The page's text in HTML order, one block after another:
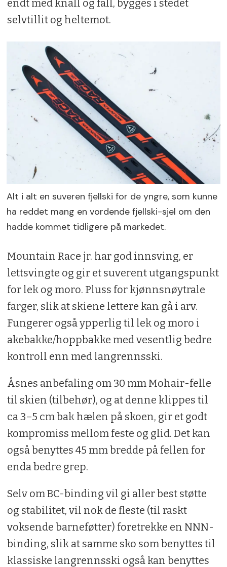
endt med knall og fall, bygges i stedet
selvtillit og heltemot.
Alt i alt en suveren fjellski for de yngre, som kunne
ha reddet mang en vordende fjellski-sjel om den
hadde kommet tidligere på markedet.
Mountain Race jr. har god innsving, er
lettsvingte og gir et suverent utgangspunkt
for lek og moro. Pluss for kjønnsnøytrale
farger, slik at skiene lettere kan gå i arv.
Fungerer også ypperlig til lek og moro i
akebakke/hoppbakke med vesentlig bedre
kontroll enn med langrennsski.
Åsnes anbefaling om 30 mm Mohair-felle
til skien (tilbehør), og at denne klippes til
ca 3–5 cm bak hælen på skoen, gir et godt
kompromiss mellom feste og glid. Det kan
også benyttes 45 mm bredde på fellen for
enda bedre grep.
Selv om BC-binding vil gi aller best støtte
og stabilitet, vil nok de fleste (til raskt
voksende barneføtter) foretrekke en NNN-
binding, slik at samme sko som benyttes til
klassiske langrennsski også kan benyttes